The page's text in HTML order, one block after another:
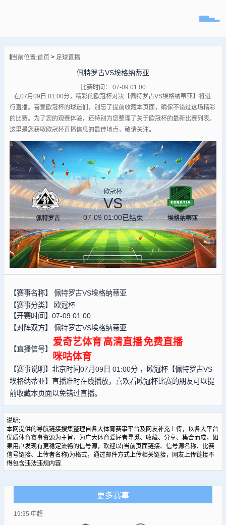
播
队
当前位置:首页> 足球直播
佩特罗古VS埃格纳蒂亚
比赛时间： 07-09 01:00
在07月09日 01:00分，精彩的欧冠杯对决【佩特罗古VS埃格纳蒂亚】将进
行直播。喜爱欧冠杯的球迷们，别忘了提前收藏本页面，确保不错过这场精彩
的比赛。为了您的观赛体验，还特别为您整理了关于欧冠杯的最新比赛列表。
这里是您获取欧冠杯直播信息的最佳地点，敬请关注。
佩特罗古
欧冠杯
VS
07-09 01:00已结束 埃格纳蒂亚
【赛事名称】 佩特罗古VS埃格纳蒂亚
【赛事分类】
欧冠杯
【开赛时间】07-09 01:00
【对阵双方】 佩特罗古VS埃格纳蒂亚
【直播信号】
爱奇艺体育 高清直播 免费直播
咪咕体育
【赛事说明】北京时间07月09日 01:00分 ，欧冠杯【佩特罗古VS
埃格纳蒂亚】直播准时在线播放，喜欢看欧冠杯比赛的朋友可以提
前收藏本页面以免错过直播。
说明:
本网提供的导航链接搜集整理自各大体育赛事平台及网友补充上传，以各大平台
优质体育赛事资源为主旨，为广大体育爱好者寻觅、收藏、分享、集合而成，如
果用户发现有更稳定流畅的信号源，欢迎以(当前页面链接、信号源名称、比赛
信号链接、上传者名称)为格式，通过邮件方式上传相关链接，网友上传链接不
得包含违法违规内容.
更多赛事
19:35 中超